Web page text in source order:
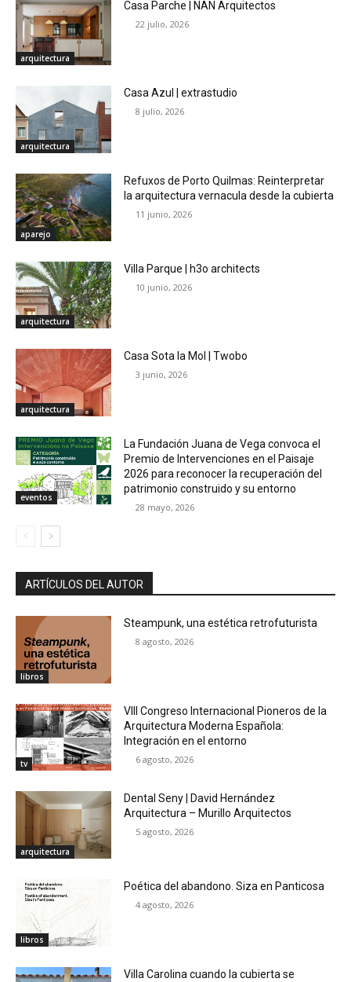
arquitectura
Casa Parche | NAN Arquitectos
22 julio, 2026
arquitectura
Casa Azul | extrastudio
8 julio, 2026
aparejo
Refuxos de Porto Quilmas: Reinterpretar
la arquitectura vernacula desde la cubierta
11 junio, 2026
arquitectura
Villa Parque | h3o architects
10 junio, 2026
arquitectura
Casa Sota la Mol | Twobo
3 junio, 2026
eventos
La Fundación Juana de Vega convoca el
Premio de Intervenciones en el Paisaje
2026 para reconocer la recuperación del
patrimonio construido y su entorno
28 mayo, 2026
ARTÍCULOS DEL AUTOR
libros
Steampunk, una estética retrofuturista
8 agosto, 2026
tv
VIII Congreso Internacional Pioneros de la
Arquitectura Moderna Española:
Integración en el entorno
6 agosto, 2026
arquitectura
Dental Seny | David Hernández
Arquitectura – Murillo Arquitectos
5 agosto, 2026
libros
Poética del abandono. Siza en Panticosa
4 agosto, 2026
Villa Carolina cuando la cubierta se